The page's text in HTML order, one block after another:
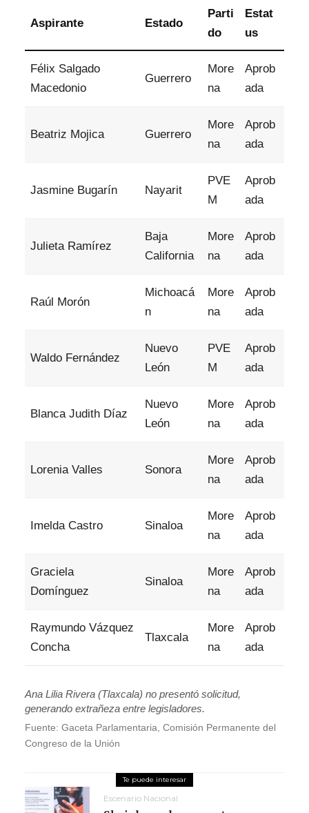
Aspirante Estado
Parti
do
Estat
us
Félix Salgado
Macedonio
Guerrero
More
na
Aprob
ada
Beatriz Mojica Guerrero
More
na
Aprob
ada
Jasmine Bugarín Nayarit
PVE
M
Aprob
ada
Julieta Ramírez
Baja
California
More
na
Aprob
ada
Raúl Morón
Michoacá
n
More
na
Aprob
ada
Waldo Fernández
Nuevo
León
PVE
M
Aprob
ada
Blanca Judith Díaz
Nuevo
León
More
na
Aprob
ada
Lorenia Valles Sonora
More
na
Aprob
ada
Imelda Castro Sinaloa
More
na
Aprob
ada
Graciela
Domínguez
Sinaloa
More
na
Aprob
ada
Raymundo Vázquez
Concha
Tlaxcala
More
na
Aprob
ada
Ana Lilia Rivera (Tlaxcala) no presentó solicitud,
generando extrañeza entre legisladores.
Fuente: Gaceta Parlamentaria, Comisión Permanente del
Congreso de la Unión
Escenario Nacional